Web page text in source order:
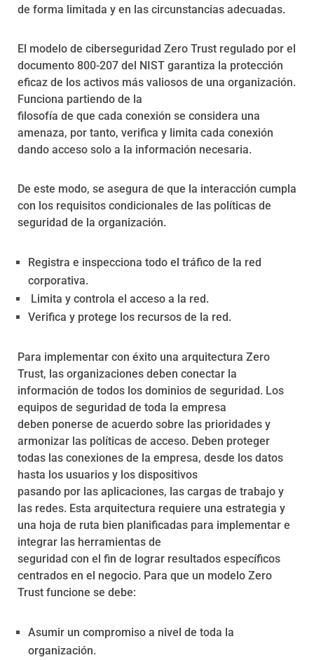
de forma limitada y en las circunstancias adecuadas.
El modelo de ciberseguridad Zero Trust regulado por el
documento 800-207 del NIST garantiza la protección
eficaz de los activos más valiosos de una organización.
Funciona partiendo de la
filosofía de que cada conexión se considera una
amenaza, por tanto, verifica y limita cada conexión
dando acceso solo a la información necesaria.
De este modo, se asegura de que la interacción cumpla
con los requisitos condicionales de las políticas de
seguridad de la organización.
Registra e inspecciona todo el tráfico de la red
corporativa.
Limita y controla el acceso a la red.
Verifica y protege los recursos de la red.
Para implementar con éxito una arquitectura Zero
Trust, las organizaciones deben conectar la
información de todos los dominios de seguridad. Los
equipos de seguridad de toda la empresa
deben ponerse de acuerdo sobre las prioridades y
armonizar las políticas de acceso. Deben proteger
todas las conexiones de la empresa, desde los datos
hasta los usuarios y los dispositivos
pasando por las aplicaciones, las cargas de trabajo y
las redes. Esta arquitectura requiere una estrategia y
una hoja de ruta bien planificadas para implementar e
integrar las herramientas de
seguridad con el fin de lograr resultados específicos
centrados en el negocio. Para que un modelo Zero
Trust funcione se debe:
Asumir un compromiso a nivel de toda la
organización.